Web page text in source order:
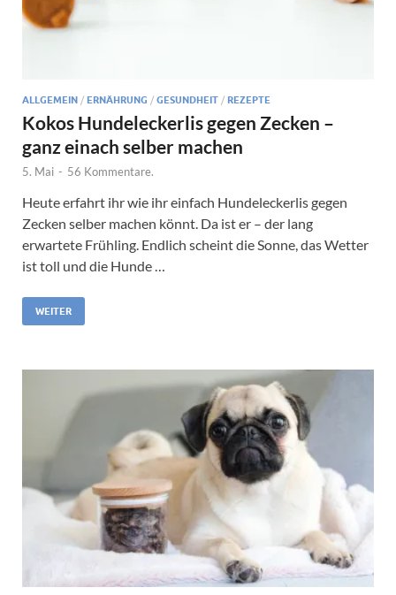
ALLGEMEIN / ERNÄHRUNG / GESUNDHEIT / REZEPTE
Kokos Hundeleckerlis gegen Zecken –
ganz einach selber machen
5. Mai - 56 Kommentare.
Heute erfahrt ihr wie ihr einfach Hundeleckerlis gegen
Zecken selber machen könnt. Da ist er – der lang
erwartete Frühling. Endlich scheint die Sonne, das Wetter
ist toll und die Hunde …
WEITER